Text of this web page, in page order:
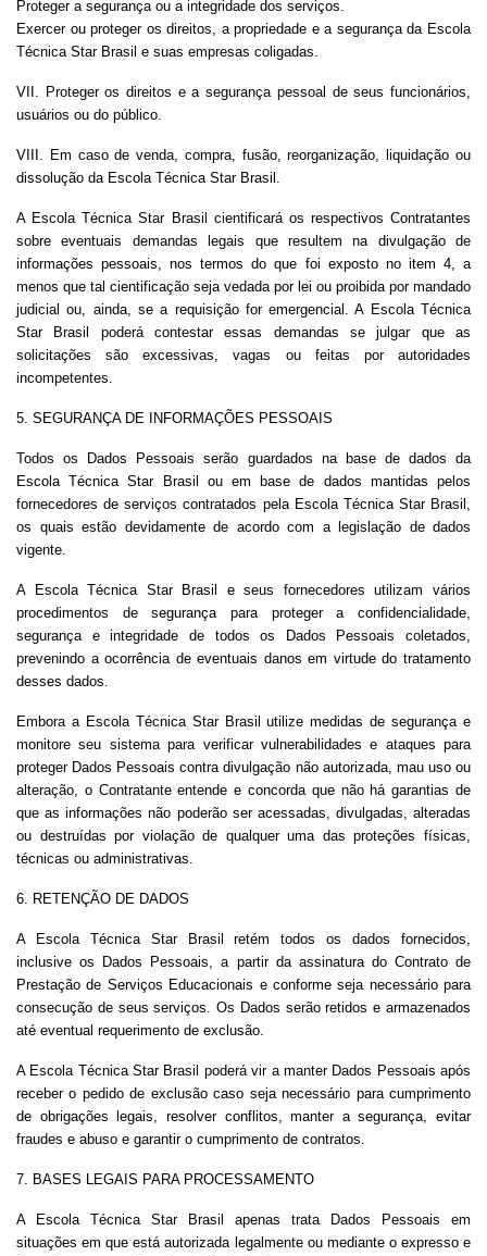
Proteger a segurança ou a integridade dos serviços.
Exercer ou proteger os direitos, a propriedade e a segurança da Escola
Técnica Star Brasil e suas empresas coligadas.
VII. Proteger os direitos e a segurança pessoal de seus funcionários,
usuários ou do público.
VIII. Em caso de venda, compra, fusão, reorganização, liquidação ou
dissolução da Escola Técnica Star Brasil.
A Escola Técnica Star Brasil cientificará os respectivos Contratantes
sobre eventuais demandas legais que resultem na divulgação de
informações pessoais, nos termos do que foi exposto no item 4, a
menos que tal cientificação seja vedada por lei ou proibida por mandado
judicial ou, ainda, se a requisição for emergencial. A Escola Técnica
Star Brasil poderá contestar essas demandas se julgar que as
solicitações são excessivas, vagas ou feitas por autoridades
incompetentes.
5. SEGURANÇA DE INFORMAÇÕES PESSOAIS
Todos os Dados Pessoais serão guardados na base de dados da
Escola Técnica Star Brasil ou em base de dados mantidas pelos
fornecedores de serviços contratados pela Escola Técnica Star Brasil,
os quais estão devidamente de acordo com a legislação de dados
vigente.
A Escola Técnica Star Brasil e seus fornecedores utilizam vários
procedimentos de segurança para proteger a confidencialidade,
segurança e integridade de todos os Dados Pessoais coletados,
prevenindo a ocorrência de eventuais danos em virtude do tratamento
desses dados.
Embora a Escola Técnica Star Brasil utilize medidas de segurança e
monitore seu sistema para verificar vulnerabilidades e ataques para
proteger Dados Pessoais contra divulgação não autorizada, mau uso ou
alteração, o Contratante entende e concorda que não há garantias de
que as informações não poderão ser acessadas, divulgadas, alteradas
ou destruídas por violação de qualquer uma das proteções físicas,
técnicas ou administrativas.
6. RETENÇÃO DE DADOS
A Escola Técnica Star Brasil retém todos os dados fornecidos,
inclusive os Dados Pessoais, a partir da assinatura do Contrato de
Prestação de Serviços Educacionais e conforme seja necessário para
consecução de seus serviços. Os Dados serão retidos e armazenados
até eventual requerimento de exclusão.
A Escola Técnica Star Brasil poderá vir a manter Dados Pessoais após
receber o pedido de exclusão caso seja necessário para cumprimento
de obrigações legais, resolver conflitos, manter a segurança, evitar
fraudes e abuso e garantir o cumprimento de contratos.
7. BASES LEGAIS PARA PROCESSAMENTO
A Escola Técnica Star Brasil apenas trata Dados Pessoais em
situações em que está autorizada legalmente ou mediante o expresso e